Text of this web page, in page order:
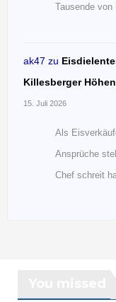
Tausende von
ak47 zu
Killesberger
15. Juli 2026
Als
Ansprüche
Chef schreit